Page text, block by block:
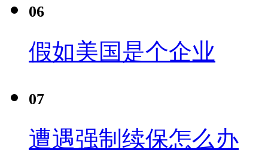
06
假如美国是个企业
07
遭遇强制续保怎么办